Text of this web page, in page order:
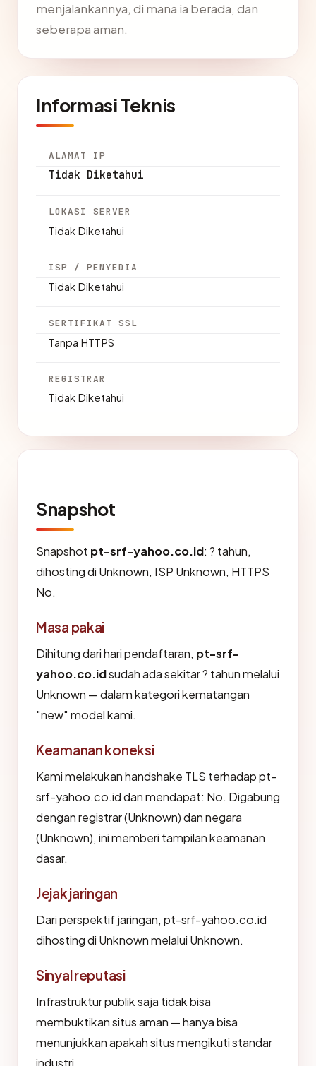
menjalankannya, di mana ia berada, dan
seberapa aman.
Informasi Teknis
ALAMAT IP
Tidak Diketahui
LOKASI SERVER
Tidak Diketahui
ISP / PENYEDIA
Tidak Diketahui
SERTIFIKAT SSL
Tanpa HTTPS
REGISTRAR
Tidak Diketahui
Snapshot
Snapshot pt-srf-yahoo.co.id: ? tahun,
dihosting di Unknown, ISP Unknown, HTTPS
No.
Masa pakai
Dihitung dari hari pendaftaran, pt-srf-
yahoo.co.idsudah ada sekitar ? tahun melalui
Unknown — dalam kategori kematangan
"new" model kami.
Keamanan koneksi
Kami melakukan handshake TLS terhadap pt-
srf-yahoo.co.id dan mendapat: No. Digabung
dengan registrar (Unknown) dan negara
(Unknown), ini memberi tampilan keamanan
dasar.
Jejak jaringan
Dari perspektif jaringan, pt-srf-yahoo.co.id
dihosting di Unknown melalui Unknown.
Sinyal reputasi
Infrastruktur publik saja tidak bisa
membuktikan situs aman — hanya bisa
menunjukkan apakah situs mengikuti standar
industri.